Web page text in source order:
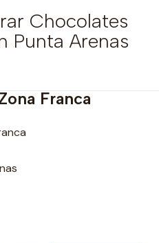
Chocolates
Punta Arenas
Franca